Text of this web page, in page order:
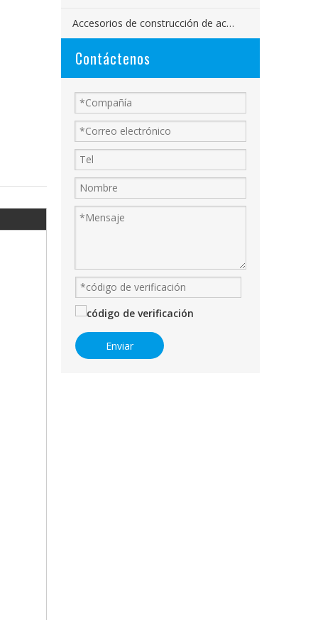
Accesorios de construcción de acero
Contáctenos
Enviar